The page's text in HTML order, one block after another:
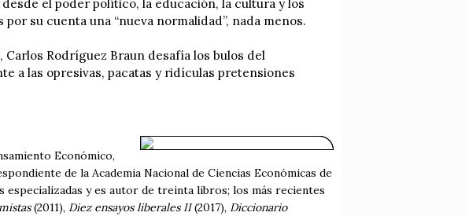
el poder político, la educación, la cultura y los
su cuenta una “nueva normalidad”, nada menos.
Rodríguez Braun desafía los bulos del
a las opresivas, pacatas y ridículas pretensiones
Económico,
de la Academia Nacional de Ciencias Económicas de
y es autor de treinta libros; los más recientes
(2011), Diez ensayos liberales II(2017), Diccionario